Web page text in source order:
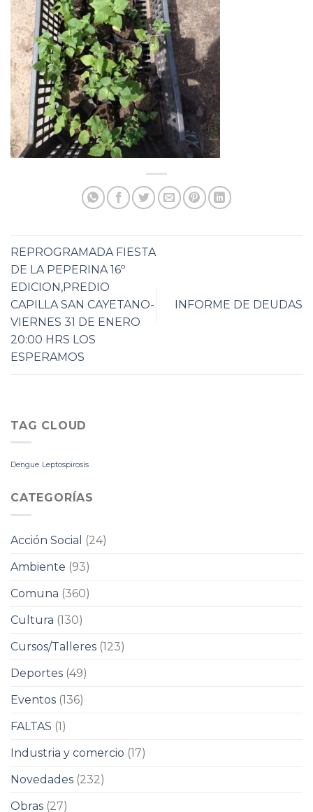
REPROGRAMADA FIESTA
DE LA PEPERINA 16º
EDICION,PREDIO
CAPILLA SAN CAYETANO-
VIERNES 31 DE ENERO
20:00 HRS LOS
ESPERAMOS
INFORME DE DEUDAS
TAG CLOUD
Dengue Leptospirosis
CATEGORÍAS
Acción Social
(24)
Ambiente (93)
Comuna (360)
Cultura (130)
Cursos/Talleres (123)
Deportes (49)
Eventos (136)
FALTAS (1)
Industria y comercio (17)
Novedades (232)
Obras (27)